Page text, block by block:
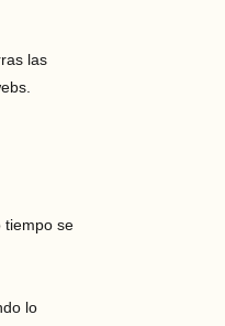
las
tiempo se
lo